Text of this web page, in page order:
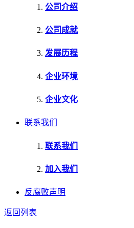
公司介绍
公司成就
发展历程
企业环境
企业文化
联系我们
联系我们
加入我们
反腐败声明
返回列表